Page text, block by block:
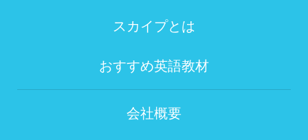
スカイプとは
おすすめ英語教材
会社概要